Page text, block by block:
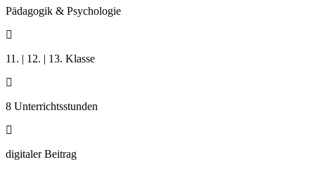
Pädagogik & Psychologie

11. | 12. | 13. Klasse

8 Unterrichtsstunden

digitaler Beitrag